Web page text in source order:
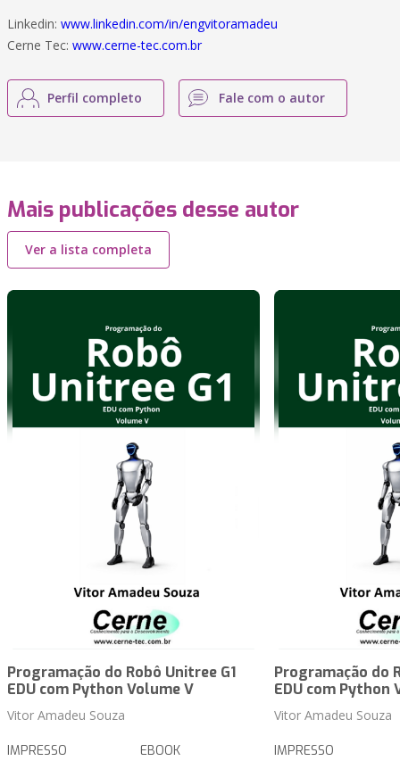
Linkedin: www.linkedin.com/in/engvitoramadeu
Cerne Tec: www.cerne-tec.com.br
Perfil completo Fale com o autor
Mais publicações desse autor
Ver a lista completa
Programação do Robô Unitree G1
EDU com Python Volume V
Vitor Amadeu Souza
IMPRESSO EBOOK
Programação do
EDU com Python
Vitor Amadeu Souza
IMPRESSO